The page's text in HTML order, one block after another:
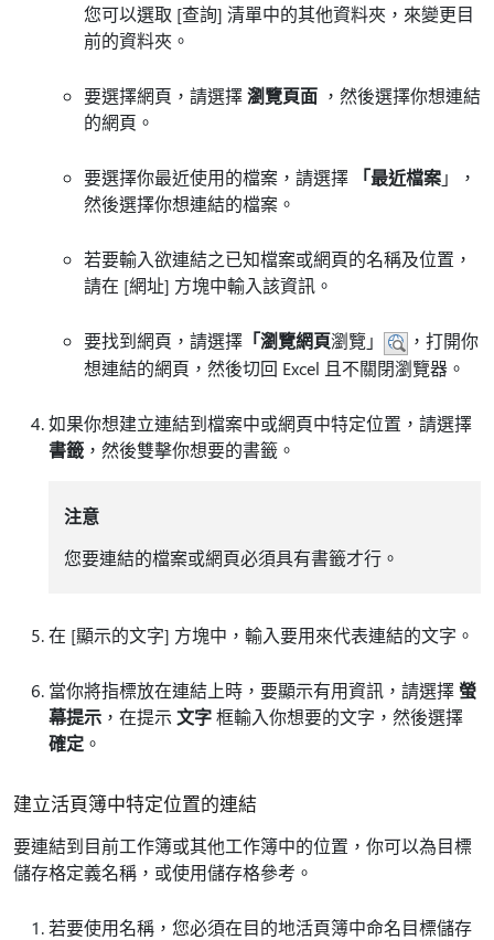
您可以選取 [查詢] 清單中的其他資料夾，來變更目
前的資料夾。
要選擇網頁，請選擇瀏覽頁面 ，然後選擇你想連結
的網頁。
要選擇你最近使用的檔案，請選擇 「最近檔案」，
然後選擇你想連結的檔案。
若要輸入欲連結之已知檔案或網頁的名稱及位置，
請在 [網址] 方塊中輸入該資訊。
要找到網頁，請選擇 「瀏覽網頁瀏覽」
，打開你
想連結的網頁，然後切回 Excel 且不關閉瀏覽器。
如果你想建立連結到檔案中或網頁中特定位置，請選擇
書籤 ，然後雙擊你想要的書籤。
注意
您要連結的檔案或網頁必須具有書籤才行。
在 [顯示的文字] 方塊中，輸入要用來代表連結的文字。
當你將指標放在連結上時，要顯示有用資訊，請選擇螢
幕提示 ，在提示 文字框輸入你想要的文字，然後選擇
確定 。
建立活頁簿中特定位置的連結
要連結到目前工作簿或其他工作簿中的位置，你可以為目標
儲存格定義名稱，或使用儲存格參考。
若要使用名稱，您必須在目的地活頁簿中命名目標儲存